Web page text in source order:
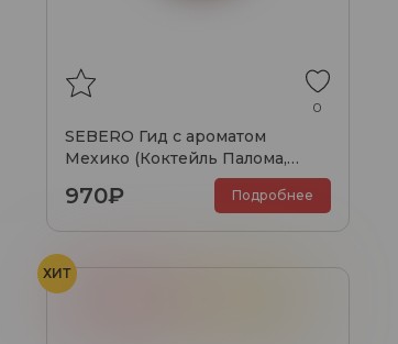
0
SEBERO Гид с ароматом
Мехико (Коктейль Палома,
Грейпфрут, Лайм), 100 гр.
970₽ Подробнее
ХИТ